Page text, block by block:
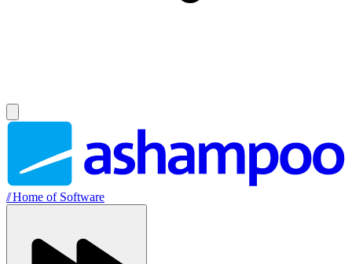
//Home of Software